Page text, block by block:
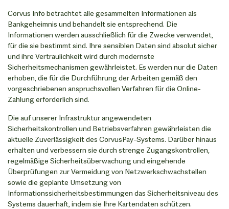
Corvus Info betrachtet alle gesammelten Informationen als
Bankgeheimnis und behandelt sie entsprechend. Die
Informationen werden ausschließlich für die Zwecke verwendet,
für die sie bestimmt sind. Ihre sensiblen Daten sind absolut sicher
und ihre Vertraulichkeit wird durch modernste
Sicherheitsmechanismen gewährleistet. Es werden nur die Daten
erhoben, die für die Durchführung der Arbeiten gemäß den
vorgeschriebenen anspruchsvollen Verfahren für die Online-
Zahlung erforderlich sind.
Die auf unserer Infrastruktur angewendeten
Sicherheitskontrollen und Betriebsverfahren gewährleisten die
aktuelle Zuverlässigkeit des CorvusPay-Systems. Darüber hinaus
erhalten und verbessern sie durch strenge Zugangskontrollen,
regelmäßige Sicherheitsüberwachung und eingehende
Überprüfungen zur Vermeidung von Netzwerkschwachstellen
sowie die geplante Umsetzung von
Informationssicherheitsbestimmungen das Sicherheitsniveau des
Systems dauerhaft, indem sie Ihre Kartendaten schützen.